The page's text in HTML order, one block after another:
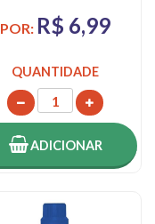
POR: R$ 6,99
QUANTIDADE
ADICIONAR